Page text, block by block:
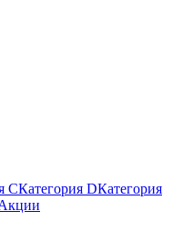
CКатегория DКатегория